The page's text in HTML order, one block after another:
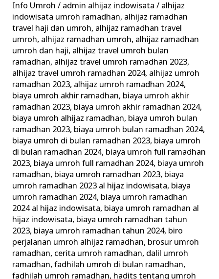
Info Umroh / admin alhijaz indowisata/ alhijaz
indowisata umroh ramadhan, alhijaz ramadhan
travel haji dan umroh, alhijaz ramadhan travel
umroh, alhijaz ramadhan umroh, alhijaz ramadhan
umroh dan haji, alhijaz travel umroh bulan
ramadhan, alhijaz travel umroh ramadhan 2023,
alhijaz travel umroh ramadhan 2024, alhijaz umroh
ramadhan 2023, alhijaz umroh ramadhan 2024,
biaya umroh akhir ramadhan, biaya umroh akhir
ramadhan 2023, biaya umroh akhir ramadhan 2024,
biaya umroh alhijaz ramadhan, biaya umroh bulan
ramadhan 2023, biaya umroh bulan ramadhan 2024,
biaya umroh di bulan ramadhan 2023, biaya umroh
di bulan ramadhan 2024, biaya umroh full ramadhan
2023, biaya umroh full ramadhan 2024, biaya umroh
ramadhan, biaya umroh ramadhan 2023, biaya
umroh ramadhan 2023 al hijaz indowisata, biaya
umroh ramadhan 2024, biaya umroh ramadhan
2024 al hijaz indowisata, biaya umroh ramadhan al
hijaz indowisata, biaya umroh ramadhan tahun
2023, biaya umroh ramadhan tahun 2024, biro
perjalanan umroh alhijaz ramadhan, brosur umroh
ramadhan, cerita umroh ramadhan, dalil umroh
ramadhan,fadhilah umroh di bulan ramadhan,
fadhilah umroh ramadhan, hadits tentang umroh